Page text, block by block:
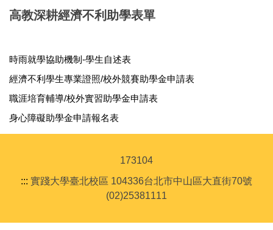
高教深耕經濟不利助學表單
時雨就學協助機制-學生自述表
經濟不利學生專業證照/校外競賽助學金申請表
職涯培育輔導/校外實習助學金申請表
身心障礙助學金申請報名表
173104
::: 實踐大學臺北校區 104336台北市中山區大直街70號
(02)25381111